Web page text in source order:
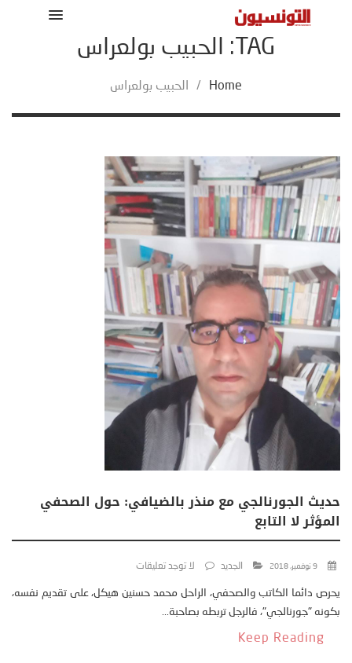
TAG: الحبيب بولعراس
Home
/ الحبيب بولعراس
حديث الجورنالجي مع منذر بالضيافي: حول الصحفي
المؤثر لا التابع
9 نوفمبر، 2018 الجديد لا توجد تعليقات
يحرص دائما الكاتب والصحفي، الراحل محمد حسنين هيكل، على تقديم نفسه،
بكونه "جورنالجي"، فالرجل تربطه بصاحبة...
Keep Reading